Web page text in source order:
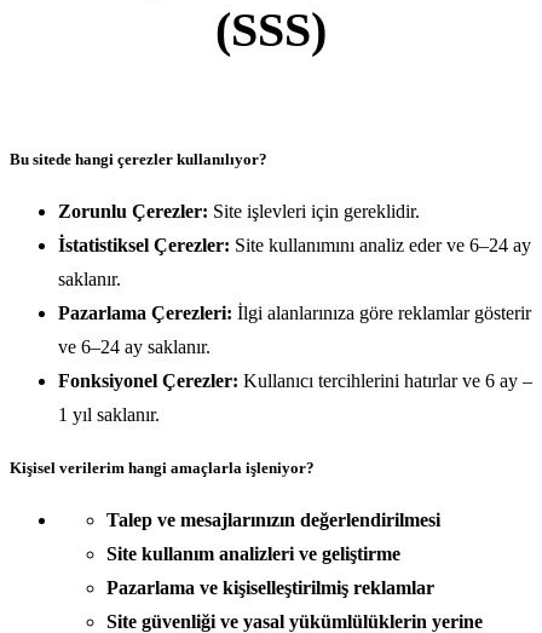
(SSS)
Bu sitede hangi çerezler kullanılıyor?
Zorunlu Çerezler: Site işlevleri için gereklidir.
İstatistiksel Çerezler: Site kullanımını analiz eder ve 6–24 ay
saklanır.
Pazarlama Çerezleri: İlgi alanlarınıza göre reklamlar gösterir
ve 6–24 ay saklanır.
Fonksiyonel Çerezler: Kullanıcı tercihlerini hatırlar ve 6 ay –
1 yıl saklanır.
Kişisel verilerim hangi amaçlarla işleniyor?
Talep ve mesajlarınızın değerlendirilmesi
Site kullanım analizleri ve geliştirme
Pazarlama ve kişiselleştirilmiş reklamlar
Site güvenliği ve yasal yükümlülüklerin yerine